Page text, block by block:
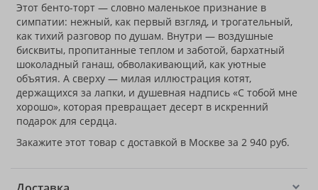
Этот бенто-торт — словно маленькое признание в
симпатии: нежный, как первый взгляд, и трогательный,
как тихий разговор по душам. Внутри — воздушные
бисквиты, пропитанные теплом и заботой, бархатный
шоколадный ганаш, обволакивающий, как уютные
объятия. А сверху — милая иллюстрация котят,
держащихся за лапки, и душевная надпись «С тобой мне
хорошо», которая превращает десерт в искренний
подарок для сердца.
Закажите этот товар с доставкой в Москве за 2 940 руб.